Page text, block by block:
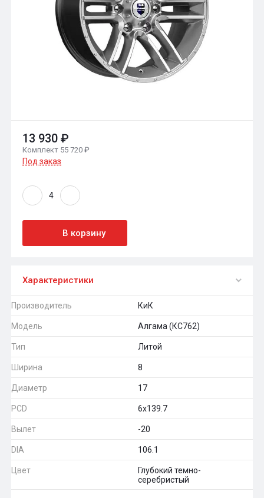
13 930 ₽
Комплект 55 720 ₽
Под заказ
В корзину
Характеристики
Производитель КиК
Модель Алгама (КС762)
Тип Литой
Ширина 8
Диаметр 17
PCD 6x139.7
Вылет -20
DIA 106.1
Цвет
Глубокий темно-
серебристый